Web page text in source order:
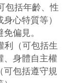
包括年齡、性
心特質等）
偏見。
利（可包括生
、身體自主權
可包括遵守規